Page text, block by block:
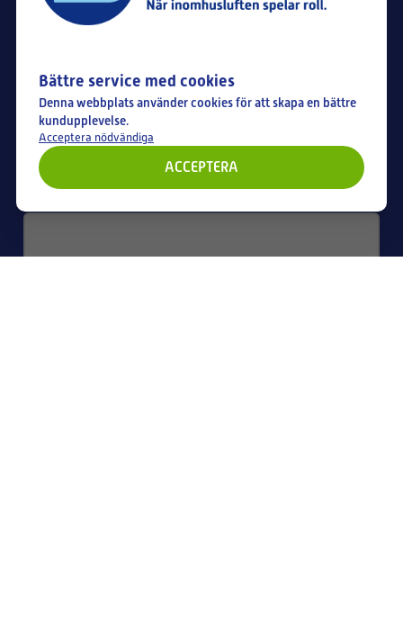
E-post*
Bättre service med cookies
Denna webbplats använder cookies för att skapa en bättre
kundupplevelse.
Acceptera nödvändiga
ACCEPTERA